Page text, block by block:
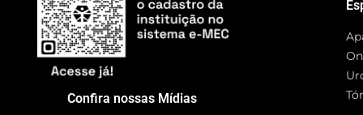
Confira nossas Mídias